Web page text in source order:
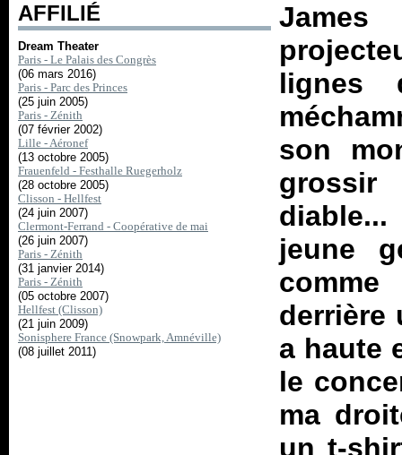
AFFILIÉ
Dream Theater
Paris - Le Palais des Congrès
(06 mars 2016)
Paris - Parc des Princes
(25 juin 2005)
Paris - Zénith
(07 février 2002)
Lille - Aéronef
(13 octobre 2005)
Frauenfeld - Festhalle Ruegerholz
(28 octobre 2005)
Clisson - Hellfest
(24 juin 2007)
Clermont-Ferrand - Coopérative de mai
(26 juin 2007)
Paris - Zénith
(31 janvier 2014)
Paris - Zénith
(05 octobre 2007)
Hellfest (Clisson)
(21 juin 2009)
Sonisphere France (Snowpark, Amnéville)
(08 juillet 2011)
lignes
son
grossir
jeune
derrière
a haute
le
ma
un t-